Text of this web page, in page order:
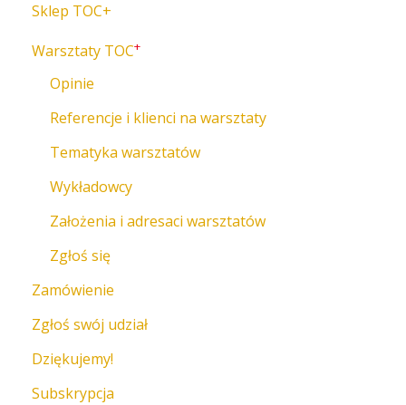
Sklep TOC+
Warsztaty TOC+
Opinie
Referencje i klienci na warsztaty
Tematyka warsztatów
Wykładowcy
Założenia i adresaci warsztatów
Zgłoś się
Zamówienie
Zgłoś swój udział
Dziękujemy!
Subskrypcja